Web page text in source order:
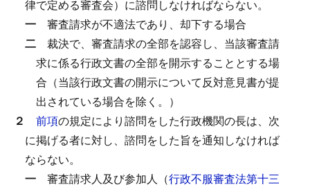
律で定める審査会）に諮問しなければならない。
一 審査請求が不適法であり、却下する場合
二 裁決で、審査請求の全部を認容し、当該審査請
求に係る行政文書の全部を開示することとする場
合（当該行政文書の開示について反対意見書が提
出されている場合を除く。）
２ 前項の規定により諮問をした行政機関の長は、次
に掲げる者に対し、諮問をした旨を通知しなければ
ならない。
一 審査請求人及び参加人（行政不服審査法第十三